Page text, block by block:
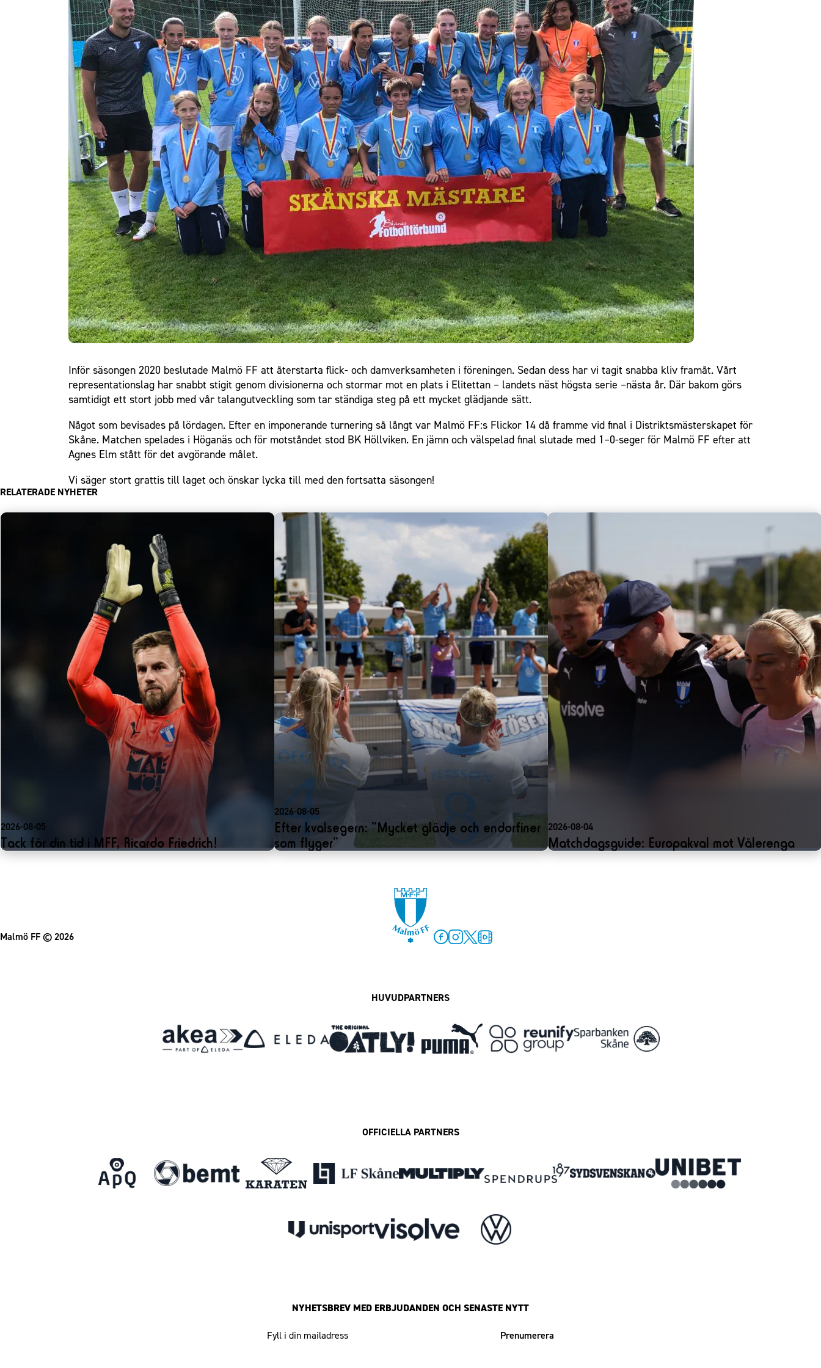
Om Malmö FF
Inför säsongen 2020 beslutade Malmö FF att återstarta flick- och damverksamheten i föreningen. Sedan dess har vi tagit snabba kliv framåt. Vårt
representationslag har snabbt stigit genom divisionerna och stormar mot en plats i Elitettan – landets näst högsta serie –nästa år. Där bakom görs
samtidigt ett stort jobb med vår talangutveckling som tar ständiga steg på ett mycket glädjande sätt.
Något som bevisades på lördagen. Efter en imponerande turnering så långt var Malmö FF:s Flickor 14 då framme vid final i Distriktsmästerskapet för
Skåne. Matchen spelades i Höganäs och för motståndet stod BK Höllviken. En jämn och välspelad final slutade med 1–0-seger för Malmö FF efter att
Agnes Elm stått för det avgörande målet.
Vi säger stort grattis till laget och önskar lycka till med den fortsatta säsongen!
RELATERADE NYHETER
2026-08-05
Tack för din tid i MFF, Ricardo Friedrich!
2026-08-05
Efter kvalsegern: ”Mycket glädje och endorfiner
som flyger”
2026-08-04
Matchdagsguide: Europakval mot Vålerenga
Malmö FF© 2026
HUVUDPARTNERS
OFFICIELLA PARTNERS
NYHETSBREV MED ERBJUDANDEN OCH SENASTE NYTT